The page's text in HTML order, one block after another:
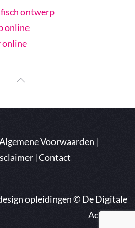
ontwerp
online
Voorwaarden |
|Contact
opleidingen ©De Digitale
Academie